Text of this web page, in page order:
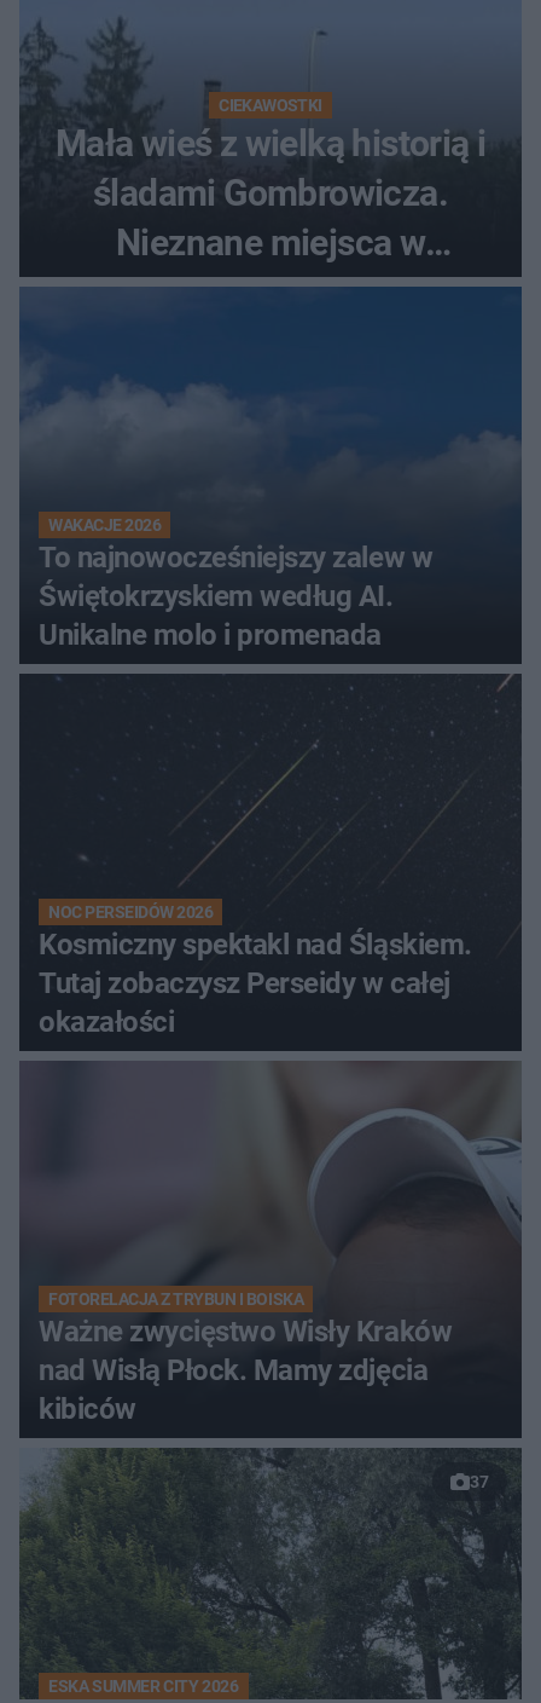
CIEKAWOSTKI
Mała wieś z wielką historią i
śladami Gombrowicza.
Nieznane miejsca w
Świętokrzyskiem
WAKACJE 2026
To najnowocześniejszy zalew w
Świętokrzyskiem według AI.
Unikalne molo i promenada
NOC PERSEIDÓW 2026
Kosmiczny spektakl nad Śląskiem.
Tutaj zobaczysz Perseidy w całej
okazałości
FOTORELACJA Z TRYBUN I BOISKA
Ważne zwycięstwo Wisły Kraków
nad Wisłą Płock. Mamy zdjęcia
kibiców
37
ESKA SUMMER CITY 2026